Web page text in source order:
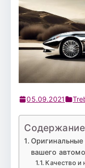
05.09.2021
Содержание
вашего
Качество и